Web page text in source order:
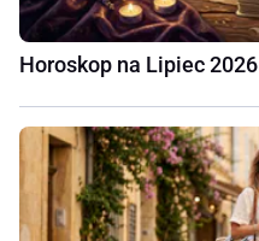
Horoskop na Lipiec 2026